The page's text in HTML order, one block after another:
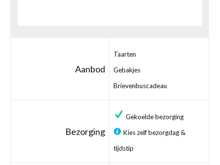
Aanbod
Taarten
Gebakjes
Brievenbuscadeau
Bezorging
Gekoelde bezorging
Kies zelf bezorgdag &
tijdstip